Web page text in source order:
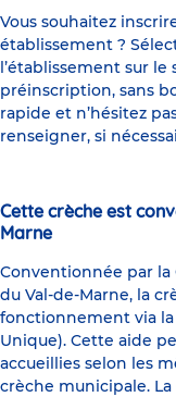
Vous souhaitez
établissement ?
l’établissement sur
préinscription, sans
rapide et n’hésitez
renseigner, si
Cette crèche est
Marne
Conventionnée par la
du Val-de-Marne, la
fonctionnement via la
Unique). Cette aide
accueillies selon les
crèche municipale. La